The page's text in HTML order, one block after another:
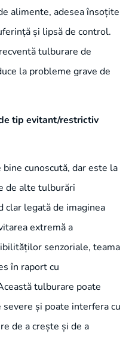
alimente, adesea însoțite
și lipsă de control.
tulburare de
la probleme grave de
tip evitant/restrictiv
cunoscută, dar este la
de alte tulburări
clar legată de imaginea
extremă a
senzoriale, teama
în raport cu
tulburare poate
și poate interfera cu
de a crește și de a